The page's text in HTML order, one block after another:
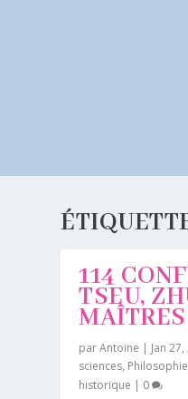
114
TSEU,
parAntoine | Jan
sciences,
historique | 0